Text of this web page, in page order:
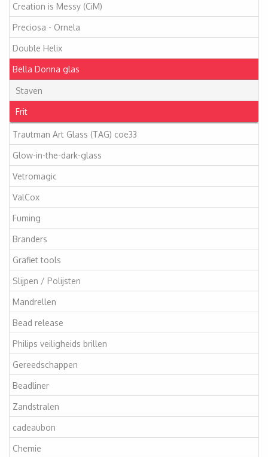
Creation is Messy (CiM)
Preciosa - Ornela
Double Helix
Bella Donna glas
Staven
Frit
Trautman Art Glass (TAG) coe33
Glow-in-the-dark-glass
Vetromagic
ValCox
Fuming
Branders
Grafiet tools
Slijpen / Polijsten
Mandrellen
Bead release
Philips veiligheids brillen
Gereedschappen
Beadliner
Zandstralen
cadeaubon
Chemie